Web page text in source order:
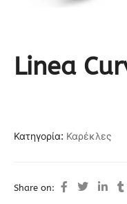
Linea
Κατηγορία: Καρέκλες
Share on: